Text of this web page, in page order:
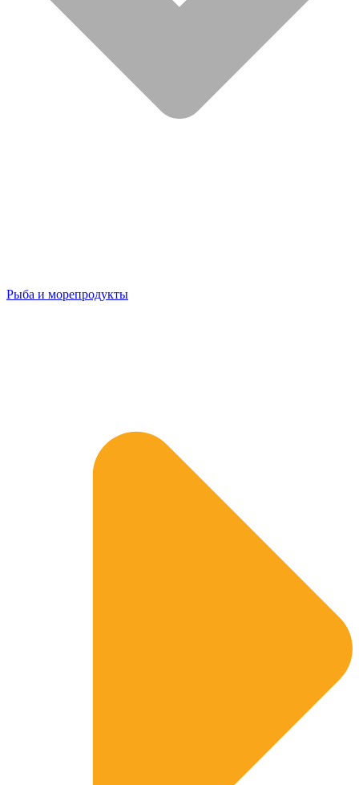
Рыба и морепродукты